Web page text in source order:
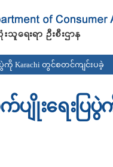
content
ကို Karachi တွင်စတင်ကျင်းပခဲ့
ျိုးရေးပြပွဲကို